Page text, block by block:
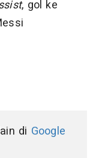
, gol ke
di Google